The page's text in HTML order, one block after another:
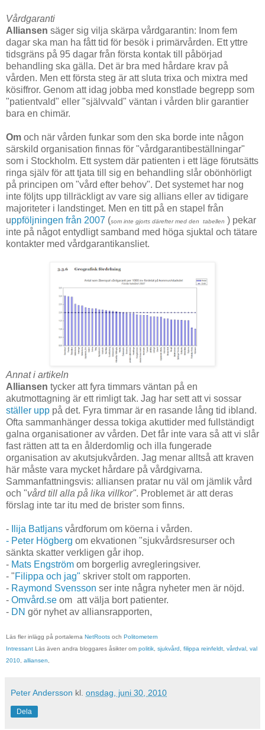
Vårdgaranti
Alliansen säger sig vilja skärpa vårdgarantin: Inom fem
dagar ska man ha fått tid för besök i primärvården. Ett yttre
tidsgräns på 95 dagar från första kontak till påbörjad
behandling ska gälla. Det är bra med hårdare krav på
vården. Men ett första steg är att sluta trixa och mixtra med
kösiffror. Genom att idag jobba med konstlade begrepp som
"patientvald" eller "självvald" väntan i vården blir garantier
bara en chimär.
Om och när vården funkar som den ska borde inte någon
särskild organisation finnas för "vårdgarantibeställningar"
som i Stockholm. Ett system där patienten i ett läge förutsätts
ringa själv för att tjata till sig en behandling slår obönhörligt
på principen om "vård efter behov". Det systemet har nog
inte följts upp tillräckligt av vare sig allians eller av tidigare
majoriteter i landstinget. Men en titt på en stapel från
uppföljningen från 2007 (som inte gjorts därefter med den tabellen ) pekar
inte på något entydligt samband med höga sjuktal och tätare
kontakter med vårdgarantikansliet.
Annat i artikeln
Alliansen tycker att fyra timmars väntan på en
akutmottagning är ett rimligt tak. Jag har sett att vi sossar
ställer upp på det. Fyra timmar är en rasande lång tid ibland.
Ofta sammanhänger dessa tokiga akuttider med fullständigt
galna organisationer av vården. Det får inte vara så att vi slår
fast rätten att ta en ålderdomlig och illa fungerade
organisation av akutsjukvården. Jag menar alltså att kraven
här måste vara mycket hårdare på vårdgivarna.
Sammanfattningsvis: alliansen pratar nu väl om jämlik vård
och "vård till alla på lika villkor". Problemet är att deras
förslag inte tar itu med de brister som finns.
- Ilija Batljans vårdforum om köerna i vården.
- Peter Högberg om ekvationen "sjukvårdsresurser och
sänkta skatter verkligen går ihop.
- Mats Engström om borgerlig avregleringsiver.
- "Filippa och jag" skriver stolt om rapporten.
- Raymond Svensson ser inte några nyheter men är nöjd.
- Omvård.se om att välja bort patienter.
- DN gör nyhet av alliansrapporten,
Läs fler inlägg på portalerna NetRoots och Politometern
Intressant Läs även andra bloggares åsikter om politik sjukvård filippa reinfeldt vårdval val
2010 alliansen
Peter Andersson kl. onsdag, juni 30, 2010
Dela